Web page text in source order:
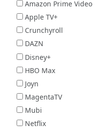
Amazon Prime Video
Apple TV+
Crunchyroll
DAZN
Disney+
HBO Max
Joyn
MagentaTV
Mubi
Netflix